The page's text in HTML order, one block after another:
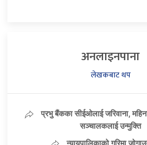
अनलाइनपाना
लेखकबाट थप
प्रभु बैंकका सीईओलाई जरिवाना,
सञ्चालकलाई उन्मुक्ति
न्यायपालिकाको गरिमा